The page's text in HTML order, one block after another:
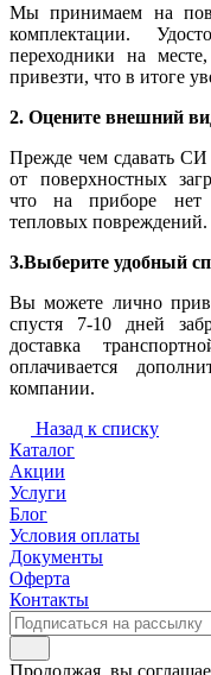
Мы принимаем на
комплектации.
переходники на
привезти, что в итоге
2. Оцените внешний
Прежде чем сдавать СИ
от поверхностных
что на приборе нет
тепловых повреждений.
3.Выберите удобный
Вы можете лично
спустя 7-10 дней
доставка
оплачивается
компании.
Назад к списку
Каталог
Акции
Услуги
Блог
Условия оплаты
Документы
Оферта
Контакты
Продолжая, вы